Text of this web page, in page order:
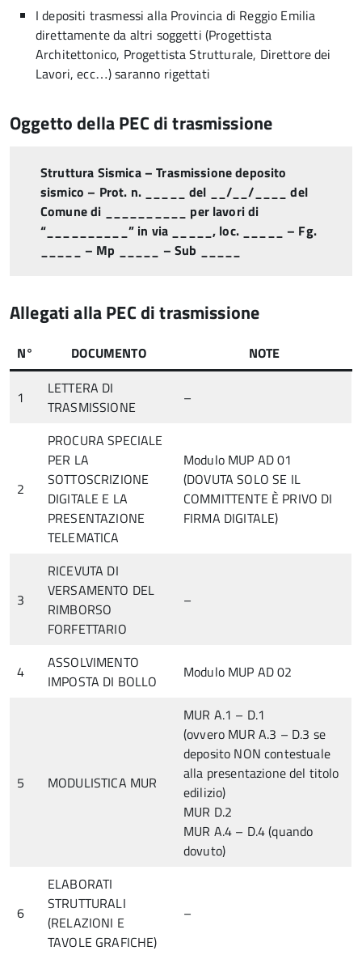
I depositi trasmessi alla Provincia di Reggio Emilia
direttamente da altri soggetti (Progettista
Architettonico, Progettista Strutturale, Direttore dei
Lavori, ecc…) saranno rigettati
Oggetto della PEC di trasmissione
Struttura Sismica – Trasmissione deposito
sismico – Prot. n. _____ del __/__/____ del
Comune di __________ per lavori di
“__________” in via _____, loc. _____ – Fg.
_____ – Mp _____ – Sub _____
Allegati alla PEC di trasmissione
N° DOCUMENTO NOTE
1
LETTERA DI
TRASMISSIONE
–
2
PROCURA SPECIALE
PER LA
SOTTOSCRIZIONE
DIGITALE E LA
PRESENTAZIONE
TELEMATICA
Modulo MUP AD 01
(DOVUTA SOLO SE IL
COMMITTENTE È PRIVO DI
FIRMA DIGITALE)
3
RICEVUTA DI
VERSAMENTO DEL
RIMBORSO
FORFETTARIO
–
4
ASSOLVIMENTO
IMPOSTA DI BOLLO
Modulo MUP AD 02
5 MODULISTICA MUR
MUR A.1 – D.1
(ovvero MUR A.3 – D.3 se
deposito NON contestuale
alla presentazione del titolo
edilizio)
MUR D.2
MUR A.4 – D.4 (quando
dovuto)
6
ELABORATI
STRUTTURALI
(RELAZIONI E
TAVOLE GRAFICHE)
–